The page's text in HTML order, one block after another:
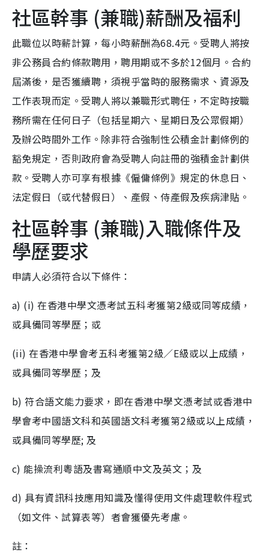
社區幹事 (兼職)薪酬及福利
此職位以時薪計算，每小時薪酬為68.4元。受聘人將按
非公務員合約條款聘用，聘用期或不多於12個月。合約
屆滿後，是否獲續聘，須視乎當時的服務需求、資源及
工作表現而定。受聘人將以兼職形式聘任，不定時按職
務所需在任何日子（包括星期六、星期日及公眾假期）
及辦公時間外工作。除非符合強制性公積金計劃條例的
豁免規定，否則政府會為受聘人向註冊的強積金計劃供
款。受聘人亦可享有根據《僱傭條例》規定的休息日、
法定假日（或代替假日）、產假、侍產假及疾病津貼。
社區幹事 (兼職)入職條件及
學歷要求
申請人必須符合以下條件：
a) (i) 在香港中學文憑考試五科考獲第2級或同等成績，
或具備同等學歷；或
(ii) 在香港中學會考五科考獲第2級／E級或以上成績，
或具備同等學歷；及
b) 符合語文能力要求，即在香港中學文憑考試或香港中
學會考中國語文科和英國語文科考獲第2級或以上成績，
或具備同等學歷; 及
c) 能操流利粵語及書寫通順中文及英文；及
d) 具有資訊科技應用知識及懂得使用文件處理軟件程式
（如文件、試算表等）者會獲優先考慮。
註：